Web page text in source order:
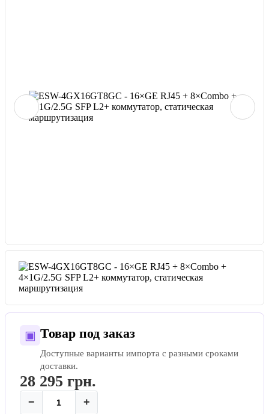
▣ Товар под заказ
Доступные варианты импорта с разными сроками
доставки.
28 295 грн.
− +